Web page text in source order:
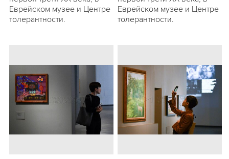
Еврейском музее и Центре
толерантности.
Еврейском музее и Центре
толерантности.